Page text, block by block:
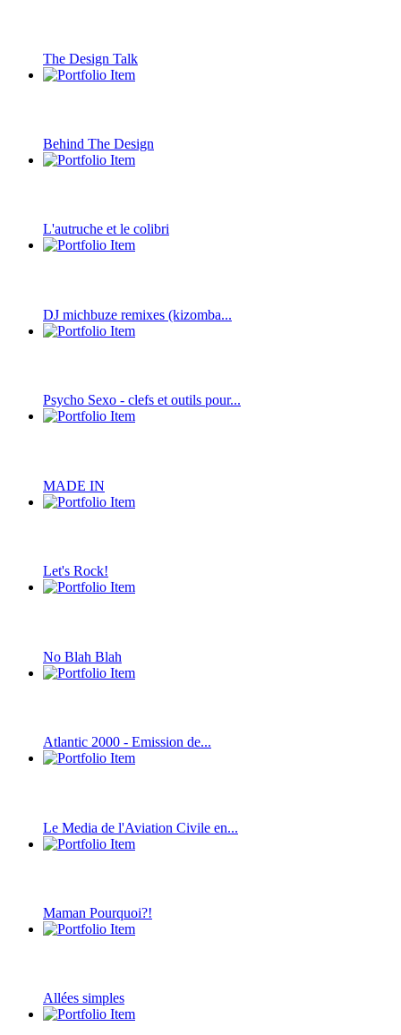
The Design Talk
Behind The Design
L'autruche et le colibri
DJ michbuze remixes (kizomba...
Psycho Sexo - clefs et outils pour...
MADE IN
Let's Rock!
No Blah Blah
Atlantic 2000 - Emission de...
Le Media de l'Aviation Civile en...
Maman Pourquoi?!
Allées simples